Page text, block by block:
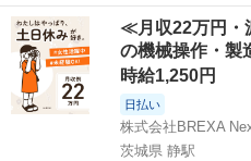
スフレLクリーミークリーム残り4 ムースクリーム残り4 写真には載っ
てないですがホールケーキも...
三重 鈴鹿市 鈴鹿市駅 メ
≪月収22万円・
の機械操作・製
時給1,250円
日払い
株式会社BREXA
茨城県 静駅